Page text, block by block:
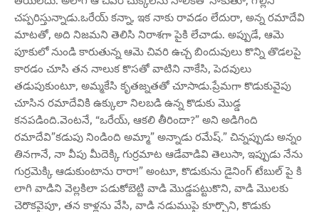
చప్పరిస్తున్నాడు.ఒరేయ్ కన్నా, ఇక నాకు రావడం లేదురా, అన్న రమాదేవి
మాటతో, అది నిజమని తెలిసి నిరాశగా పైకి లేచాడు. అప్పుడే, ఆమె
పూకులో నుండి కారుతున్న ఆమె చివరి ఉచ్చ బిందువులు కొన్ని తొడలపై
కారడం చూసి తన నాలుక కొసతో వాటిని నాకేసి, పెదవులు
తడుపుకుంటూ, అమ్మకేసి కృతజ్నతతో చూసాడు.ప్రేమగా కొడుకువైపు
చూసిన రమాదేవికి ఉక్కులా నిలబడి ఉన్న కొడుకు మొడ్డ
కనపడింది.వెంటనే, “ఒరేయ్, ఆకలి తీరిందా?” అని అడిగింది
రమాదేవి”కడుపు నిండింది అమ్మా” అన్నాడు రమేష్.” చిన్నప్పుడు అన్నం
తినగానే, నా వీపు మీదెక్కి గుర్రమాట ఆడేవాడివి తెలుసా, ఇప్పుడు నేను
గుర్రమెక్కి ఆడుకుంటాను రారా!” అంటూ, కొడుకును డైనింగ్ టేబుల్ పై కి
లాగి వాడిని వెల్లకిలా పడుకోబెట్టి వాడి మొడ్డపట్టుకొని, వాడి మొలకు
చెరొకవైపూ, తన కాళ్లను వేసి, వాడి నడుముపై కూర్చొని, కొడుకు